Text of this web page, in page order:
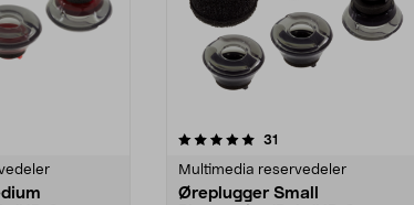
stjerner 31
Multimedia reservedeler
Øreplugger Small
3.5av 5 stjerner